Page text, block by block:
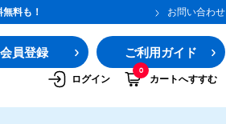
料も！ お問い合わせ
会員登録 ご利用ガイド
ログイン
0
カートへすすむ